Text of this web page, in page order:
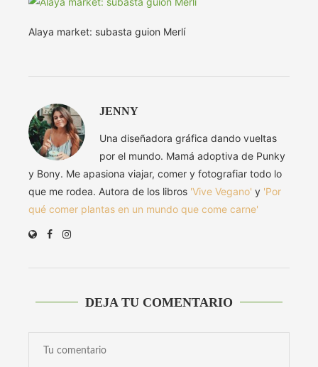
Alaya market: subasta guion Merlí
JENNY
Una diseñadora gráfica dando vueltas
por el mundo. Mamá adoptiva de Punky
y Bony. Me apasiona viajar, comer y fotografiar todo lo
que me rodea. Autora de los libros 'Vive Vegano' y 'Por
qué comer plantas en un mundo que come carne'
DEJA TU COMENTARIO